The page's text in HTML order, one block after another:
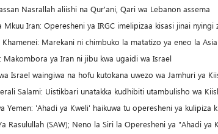
Nasrallah aliishi na Qur'ani, Qari wa Lebanon assema
Mkuu Iran: Operesheni ya IRGC imelipizaa kisasi jinai nyingi
Khamenei: Marekani ni chimbuko la matatizo ya eneo la
Makombora ya Iran ni jibu kwa ugaidi wa Israel
Israel waingiwa na hofu kutokana uwezo wa Jamhuri ya
Salami: Uistikbari unatakka kudhibiti utambulisho wa
Yemen: 'Ahadi ya Kweli' haikuwa tu operesheni ya kulipiza
Rasulullah (SAW); Neno la Siri la Operesheni ya "Ahadi ya